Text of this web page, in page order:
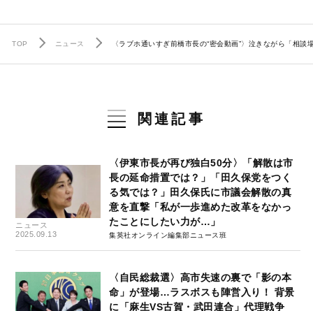
TOP ニュース 〈ラブホ通いすぎ前橋市長の“密会動画”〉泣きながら「相
関連記事
ニュース
2025.09.13
〈伊東市長が再び独白50分〉「解散は市
長の延命措置では？」「田久保党をつく
る気では？」田久保氏に市議会解散の真
意を直撃「私が一歩進めた改革をなかっ
たことにしたい力が…」
集英社オンライン編集部ニュース班
〈自民総裁選〉高市失速の裏で「影の本
命」が登場…ラスボスも陣営入り！ 背景
に「麻生VS古賀・武田連合」代理戦争